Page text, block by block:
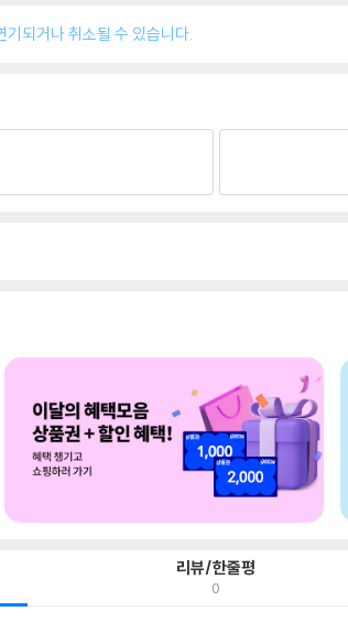
되거나 취소될 수 있습니다.
리뷰/한줄평
0